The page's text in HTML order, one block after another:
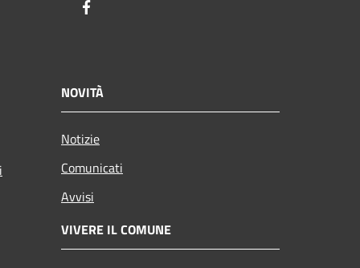
NOVITÀ
Notizie
Comunicati
Avvisi
VIVERE IL COMUNE